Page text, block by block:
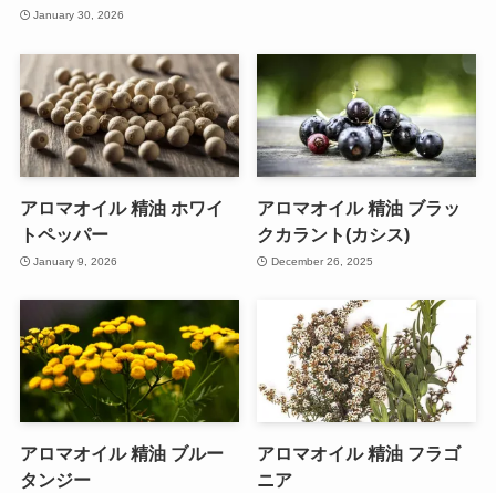
January 30, 2026
アロマオイル 精油 ホワイ
トペッパー
January 9, 2026
アロマオイル 精油 ブラッ
クカラント(カシス)
December 26, 2025
アロマオイル 精油 ブルー
タンジー
アロマオイル 精油 フラゴ
ニア